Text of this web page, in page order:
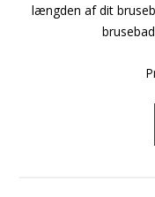
længden af dit